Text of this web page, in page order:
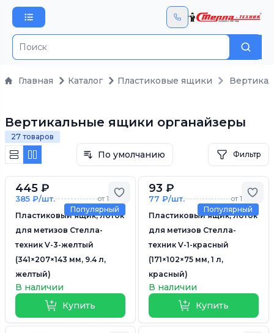
Поиск
Главная
Каталог Пластиковые ящики
Вертикальные ящики органайзеры
27 товаров
По умолчанию Фильтр
Добавить в избранное
Популярный
445 ₽
385 ₽/шт. от 10 шт.
Пластиковый ящик, лоток
для метизов Стелла-
техник V-3-желтый
(341×207×143 мм, 9.4 л,
желтый)
В наличии
Купить
Популярный
93 ₽
77 ₽/шт. от 10 шт.
Пластиковый ящик, лоток
для метизов Стелла-
техник V-1-красный
(171×102×75 мм, 1 л,
красный)
В наличии
Купить